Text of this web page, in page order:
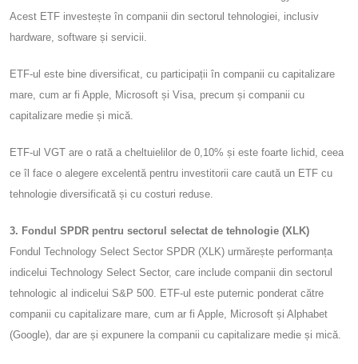
Acest ETF investește în companii din sectorul tehnologiei, inclusiv
hardware, software și servicii.
ETF-ul este bine diversificat, cu participații în companii cu capitalizare
mare, cum ar fi Apple, Microsoft și Visa, precum și companii cu
capitalizare medie și mică.
ETF-ul VGT are o rată a cheltuielilor de 0,10% și este foarte lichid, ceea
ce îl face o alegere excelentă pentru investitorii care caută un ETF cu
tehnologie diversificată și cu costuri reduse.
3. Fondul SPDR pentru sectorul selectat de tehnologie (XLK)
Fondul Technology Select Sector SPDR (XLK) urmărește performanța
indicelui Technology Select Sector, care include companii din sectorul
tehnologic al indicelui S&P 500. ETF-ul este puternic ponderat către
companii cu capitalizare mare, cum ar fi Apple, Microsoft și Alphabet
(Google), dar are și expunere la companii cu capitalizare medie și mică.